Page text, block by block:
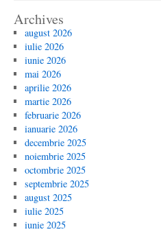
Archives
august 2026
iulie 2026
iunie 2026
mai 2026
aprilie 2026
martie 2026
februarie 2026
ianuarie 2026
decembrie 2025
noiembrie 2025
octombrie 2025
septembrie 2025
august 2025
iulie 2025
iunie 2025